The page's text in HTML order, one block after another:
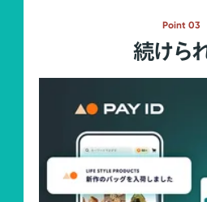
Point 03
続けら